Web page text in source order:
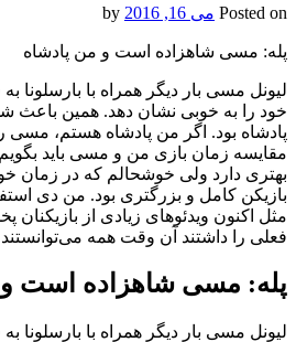
Posted on می 16, 2016
پله: مسی شاهزاده است و من پادشاه
خود را به خوبی نشان دهد. همین باعث
پادشاه بود. اگر من پادشاه هستم، مسی
مقایسه زمان بازی من و مسی باید
بهتری دارد ولی خوشحالم که در زمان
بازیکن کامل و بزرگتری بود. من دی
مثل اکنون ویدئوهای زیادی از
فعلی را داشتند آن وقت همه می‌توانستند
پله: مسی شاهزاده است و